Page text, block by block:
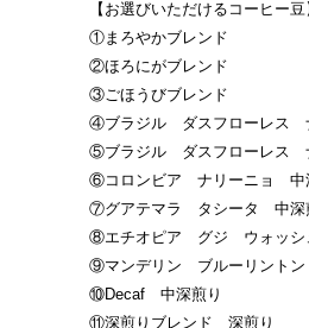
【お選びいただけるコーヒー豆
①まろやかブレンド
②ほろにがブレンド
③ごほうびブレンド
④ブラジル ダスフローレス
⑤ブラジル ダスフローレス
⑥コロンビア ナリーニョ 中
⑦グアテマラ タシータ 中深
⑧エチオピア グジ ウォッシ
⑨マンデリン ブルーリント
⑩Decaf 中深煎り
⑪深煎りブレンド 深煎り